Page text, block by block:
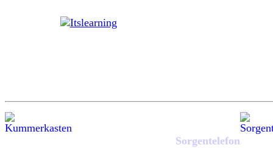
Sorgentelefon